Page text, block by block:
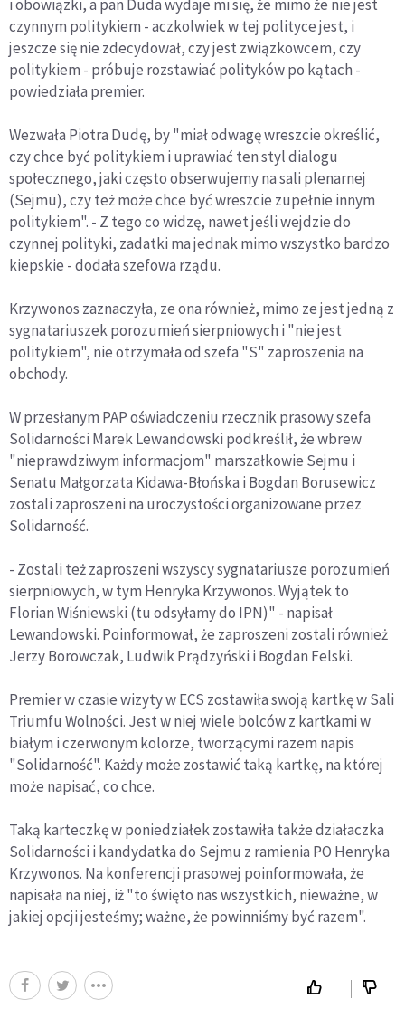
i obowiązki, a pan Duda wydaje mi się, że mimo że nie jest
czynnym politykiem - aczkolwiek w tej polityce jest, i
jeszcze się nie zdecydował, czy jest związkowcem, czy
politykiem - próbuje rozstawiać polityków po kątach -
powiedziała premier.
Wezwała Piotra Dudę, by "miał odwagę wreszcie określić,
czy chce być politykiem i uprawiać ten styl dialogu
społecznego, jaki często obserwujemy na sali plenarnej
(Sejmu), czy też może chce być wreszcie zupełnie innym
politykiem". - Z tego co widzę, nawet jeśli wejdzie do
czynnej polityki, zadatki ma jednak mimo wszystko bardzo
kiepskie - dodała szefowa rządu.
Krzywonos zaznaczyła, ze ona również, mimo ze jest jedną z
sygnatariuszek porozumień sierpniowych i "nie jest
politykiem", nie otrzymała od szefa "S" zaproszenia na
obchody.
W przesłanym PAP oświadczeniu rzecznik prasowy szefa
Solidarności Marek Lewandowski podkreślił, że wbrew
"nieprawdziwym informacjom" marszałkowie Sejmu i
Senatu Małgorzata Kidawa-Błońska i Bogdan Borusewicz
zostali zaproszeni na uroczystości organizowane przez
Solidarność.
- Zostali też zaproszeni wszyscy sygnatariusze porozumień
sierpniowych, w tym Henryka Krzywonos. Wyjątek to
Florian Wiśniewski (tu odsyłamy do IPN)" - napisał
Lewandowski. Poinformował, że zaproszeni zostali również
Jerzy Borowczak, Ludwik Prądzyński i Bogdan Felski.
Premier w czasie wizyty w ECS zostawiła swoją kartkę w Sali
Triumfu Wolności. Jest w niej wiele bolców z kartkami w
białym i czerwonym kolorze, tworzącymi razem napis
"Solidarność". Każdy może zostawić taką kartkę, na której
może napisać, co chce.
Taką karteczkę w poniedziałek zostawiła także działaczka
Solidarności i kandydatka do Sejmu z ramienia PO Henryka
Krzywonos. Na konferencji prasowej poinformowała, że
napisała na niej, iż "to święto nas wszystkich, nieważne, w
jakiej opcji jesteśmy; ważne, że powinniśmy być razem".